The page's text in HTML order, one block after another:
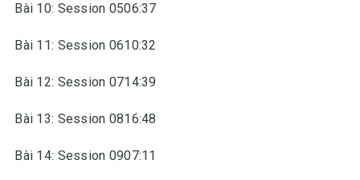
Bài 10: Session 0506:37
Bài 11: Session 0610:32
Bài 12: Session 0714:39
Bài 13: Session 0816:48
Bài 14: Session 0907:11